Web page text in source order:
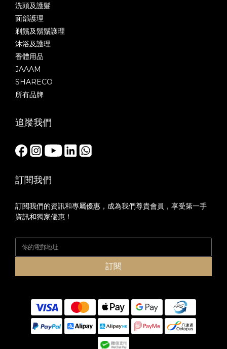
洗頭及護髮
面部護理
剃鬚及鬍鬚護理
沐浴及護理
香體用品
JAAAM
SHARECO
所有品牌
追蹤我們
訂閱我們
訂閱我們的資訊和專屬優惠，成為我們尊貴會員，享受第一手
資訊和獨家優惠！
訂閱